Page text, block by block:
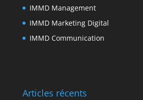
IMMD Management
IMMD Marketing Digital
IMMD Communication
Articles récents